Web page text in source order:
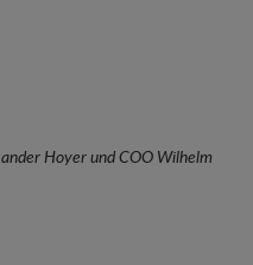
Hoyer und COO Wilhelm